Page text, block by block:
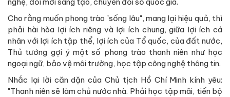
nghệ, đổi mới sáng tạo, chuyển đổi số quốc gia.
Cho rằng muốn phong trào "sống lâu", mang lại hiệu quả, thì
phải hài hòa lợi ích riêng và lợi ích chung, giữa lợi ích cá
nhân với lợi ích tập thể, lợi ích của Tổ quốc, của đất nước,
Thủ tướng gợi ý một số phong trào thanh niên như học
ngoại ngữ, bảo vệ môi trường, học tập công nghệ thông tin.
Nhắc lại lời căn dặn của Chủ tịch Hồ Chí Minh kính yêu:
"Thanh niên sẽ làm chủ nước nhà. Phải học tập mãi, tiến bộ